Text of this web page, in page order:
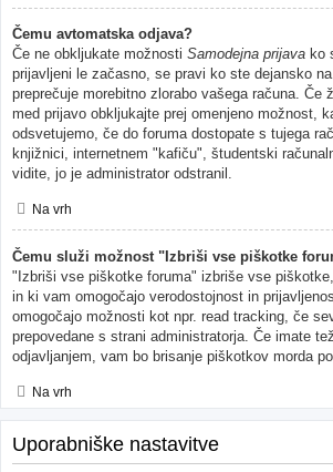
Čemu avtomatska odjava?
Če ne obkljukate možnosti Samodejna prijava ko
prijavljeni le začasno, se pravi ko ste dejansko
preprečuje morebitno zlorabo vašega računa. Če
med prijavo obkljukajte prej omenjeno možnost,
odsvetujemo, če do foruma dostopate s tujega
knjižnici, internetnem "kafiču", študentski
vidite, jo je administrator odstranil.
Na vrh
Čemu služi možnost "Izbriši vse piškotke
"Izbriši vse piškotke foruma" izbriše vse
in ki vam omogočajo verodostojnost in
omogočajo možnosti kot npr. read tracking, če
prepovedane s strani administratorja. Če imate
odjavljanjem, vam bo brisanje piškotkov morda
Na vrh
Uporabniške nastavitve